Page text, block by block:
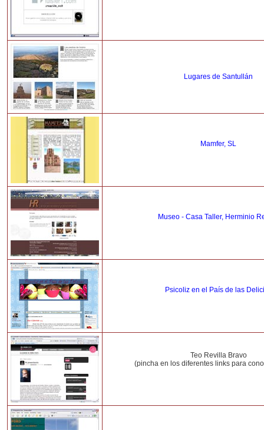
Lugares de Santullán
Mamfer, SL
Museo - Casa Taller, Herminio
Psicoliz en el País de las
Teo Revilla Bravo
(pincha en los diferentes links para